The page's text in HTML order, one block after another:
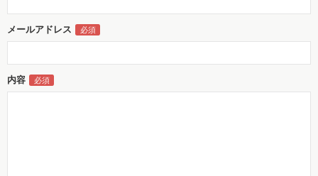
メールアドレス
内容